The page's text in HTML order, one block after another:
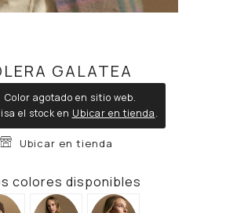
GALATEA
Color agotado en sitio web.
el stock en Ubicar en tienda.
Ubicar en tienda
colores disponibles